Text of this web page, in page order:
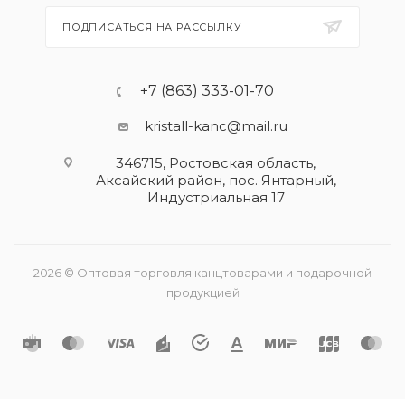
ПОДПИСАТЬСЯ НА РАССЫЛКУ
+7 (863) 333-01-70
kristall-kanc@mail.ru
346715, Ростовская область​,
Аксайский район, пос. Янтарный,
Индустриальная 17
2026 © Оптовая торговля канцтоварами и подарочной
продукцией